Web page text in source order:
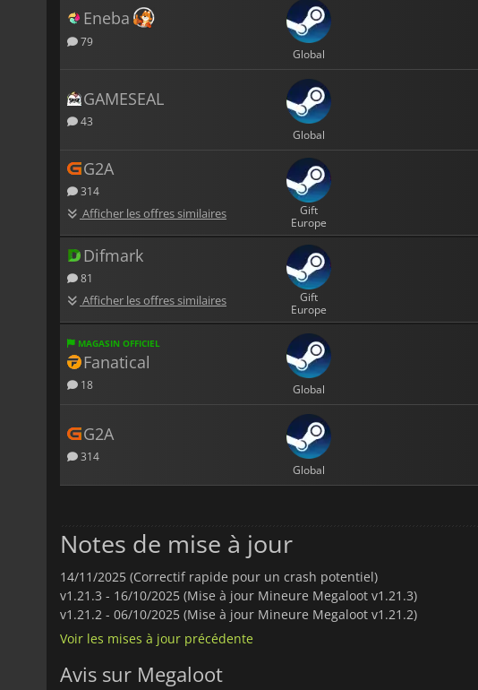
Eneba
79
Global
GAMESEAL
43
Global
G2A
314
Afficher les offres similaires
Gift
Europe
Difmark
81
Afficher les offres similaires
Gift
Europe
MAGASIN OFFICIEL
Fanatical
18 Global
G2A
314
Global
Notes de mise à jour
14/11/2025 (Correctif rapide pour un crash potentiel)
v1.21.3 - 16/10/2025 (Mise à jour Mineure Megaloot v1.21.3)
v1.21.2 - 06/10/2025 (Mise à jour Mineure Megaloot v1.21.2)
Voir les mises à jour précédente
Avis sur Megaloot